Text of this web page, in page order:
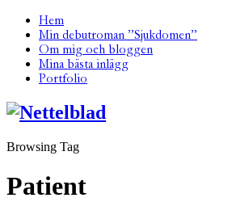
Hem
Min debutroman ”Sjukdomen”
Om mig och bloggen
Mina bästa inlägg
Portfolio
Browsing Tag
Patient